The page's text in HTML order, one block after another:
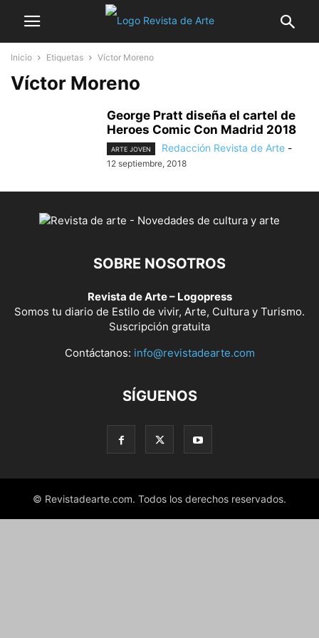
Inicio Etiquetas Víctor Moreno
Víctor Moreno
George Pratt diseña el cartel de
Heroes Comic Con Madrid 2018
ARTE JOVEN Redacción Revista de Arte -
12 septiembre, 2018
SOBRE NOSOTROS
Revista de Arte – Logopress
Somos tu diario de Estilo de vivir, Arte, Cultura y Turismo.
Suscripción gratuita
Contáctanos: info@revistadearte.com
SÍGUENOS
© Revistadearte.com. Todos los derechos reservados.